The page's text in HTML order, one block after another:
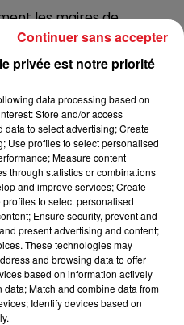
les maires de
pas de restrictions de
« règle de six », c’est à
rassemblements de
au restaurant : pas
repas entre amis, par
Macron plaide
au niveau des
les gens à faire, pour
deux à trois jours de
également un
privée est notre priorité
data processing based on
Store and/or access
to select advertising; Create
Use profiles to select personalised
Measure content
through statistics or combinations
and improve services; Create
to select personalised
Ensure security, prevent and
present advertising and content;
These technologies may
and browsing data to offer
based on information actively
Match and combine data from
Identify devices based on
Continuer sans accepter